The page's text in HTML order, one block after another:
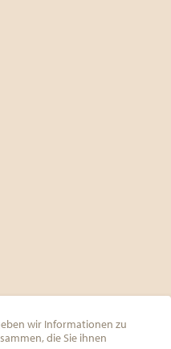
wir Informationen zu
die Sie ihnen